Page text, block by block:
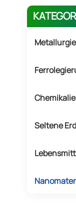
Metallurgie
Seltene